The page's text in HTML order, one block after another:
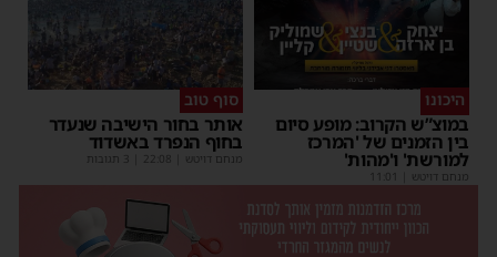
היכונו
במוצ”ש הקרוב: מופע סיום
בין הזמנים של 'המרכז
למורשת' ו'מהות'
מנחם דויטש 11:01
סוף טוב
אותר בחור הישיבה שנעדר
בחוף הנפרד באשדוד
מנחם דויטש 22:08